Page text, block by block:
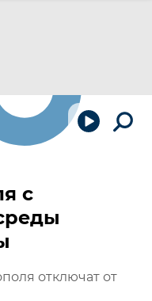
с
отключат от